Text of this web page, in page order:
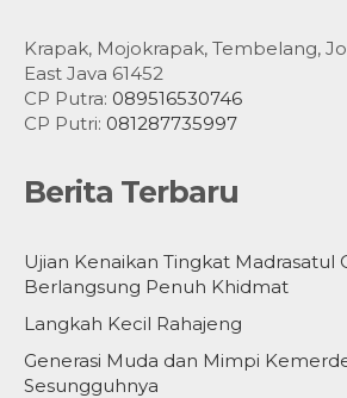
Krapak, Mojokrapak, Tembelang,
East Java 61452
CP Putra: 089516530746
CP Putri: 081287735997
Berita Terbaru
Ujian Kenaikan Tingkat Madrasatul
Berlangsung Penuh Khidmat
Langkah Kecil Rahajeng
Generasi Muda dan Mimpi
Sesungguhnya